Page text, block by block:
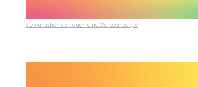
Sie wünschen sich auch eine Werbeanzeige?